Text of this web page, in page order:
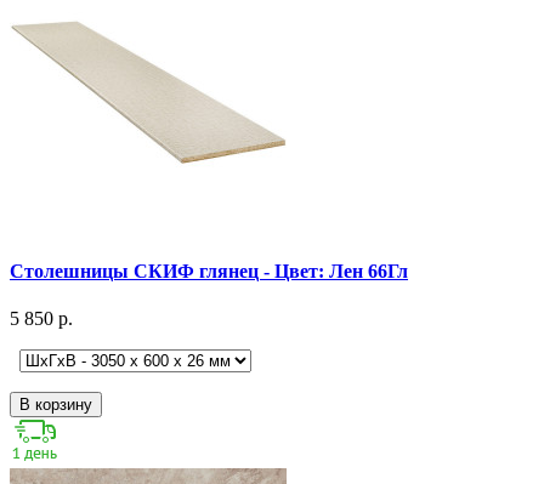
Столешницы СКИФ глянец - Цвет: Лен 66Гл
5 850 р.
В корзину